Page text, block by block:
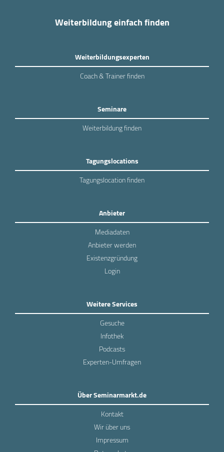
Weiterbildung einfach finden
Weiterbildungsexperten
Coach & Trainer finden
Seminare
Weiterbildung finden
Tagungslocations
Tagungslocation finden
Anbieter
Mediadaten
Anbieter werden
Existenzgründung
Login
Weitere Services
Gesuche
Infothek
Podcasts
Experten-Umfragen
Über Seminarmarkt.de
Kontakt
Wir über uns
Impressum